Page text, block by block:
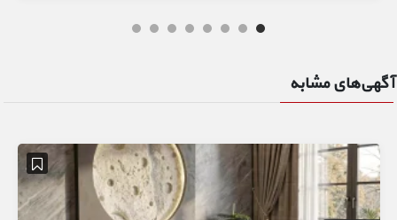
آگهی‌های مشابه